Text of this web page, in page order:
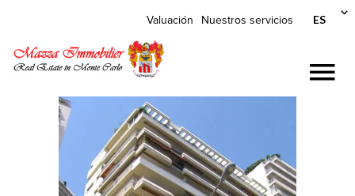
Valuación Nuestros servicios ES